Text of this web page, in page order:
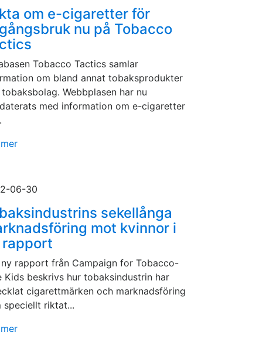
om e-cigaretter för
nu på Tobacco
Tobacco Tactics samlar
om bland annat tobaksprodukter
Webbplasen har nu
med information om e-cigaretter
06-30
sekellånga
mot kvinnor i
rapport
ny rapport från Campaign for Tobacco-
Kids beskrivs hur tobaksindustrin har
cigarettmärken och marknadsföring
speciellt riktat...